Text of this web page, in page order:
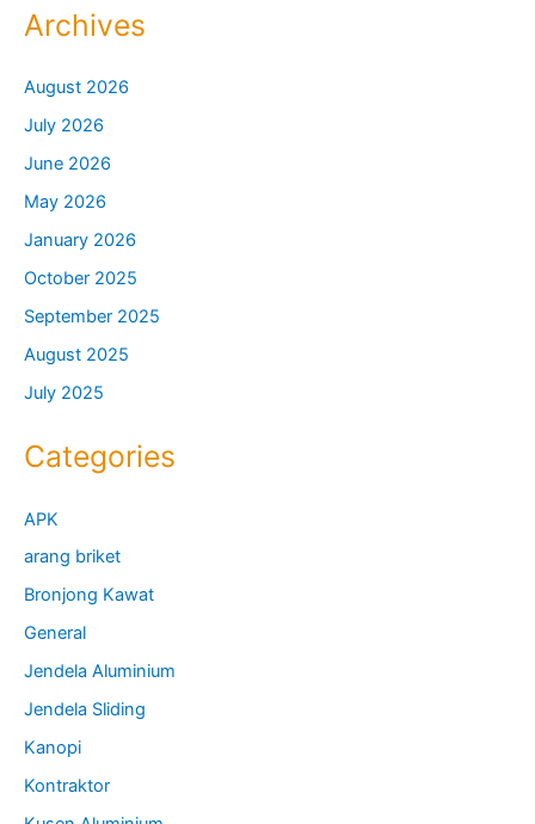
Archives
August 2026
July 2026
June 2026
May 2026
January 2026
October 2025
September 2025
August 2025
July 2025
Categories
APK
arang briket
Bronjong Kawat
General
Jendela Aluminium
Jendela Sliding
Kanopi
Kontraktor